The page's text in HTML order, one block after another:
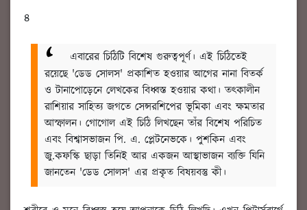
৪
এবারের চিঠিটি বিশেষ গুরুত্বপূর্ণ। এই চিঠিতেই
রয়েছে 'ডেড সোলস' প্রকাশিত হওয়ার আগের নানা বিতর্ক
ও টানাপোড়েনে লেখকের বিধ্বস্ত হওয়ার কথা। তৎকালীন
রাশিয়ার সাহিত্য জগতে সেন্সরশিপের ভূমিকা এবং ক্ষমতার
আস্ফালন। গোগোল এই চিঠি লিখছেন তাঁর বিশেষ পরিচিত
এবং বিশ্বাসভাজন পি. এ. প্লেটনেভকে। পুশকিন এবং
জু.কফস্কি ছাড়া তিনিই আর একজন আস্থাভাজন ব্যক্তি যিনি
জানতেন 'ডেড সোলস' এর প্রকৃত বিষয়বস্তু কী।